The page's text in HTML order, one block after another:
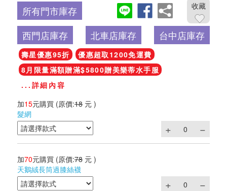
所有門市庫存 收藏
西門店庫存 北車店庫存 台中店庫存
壽星優惠95折
優惠超取1200免運費
8月限量滿額贈滿$5800贈美樂蒂水手服
...詳細內容
加15元購買 (原價:18 元 )
髮網
加70元購買 (原價:78 元 )
天鵝絨長筒過膝絲襪